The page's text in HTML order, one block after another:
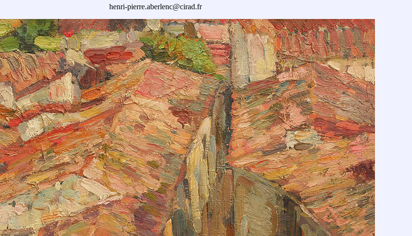
henri-pierre.aberlenc@cirad.fr